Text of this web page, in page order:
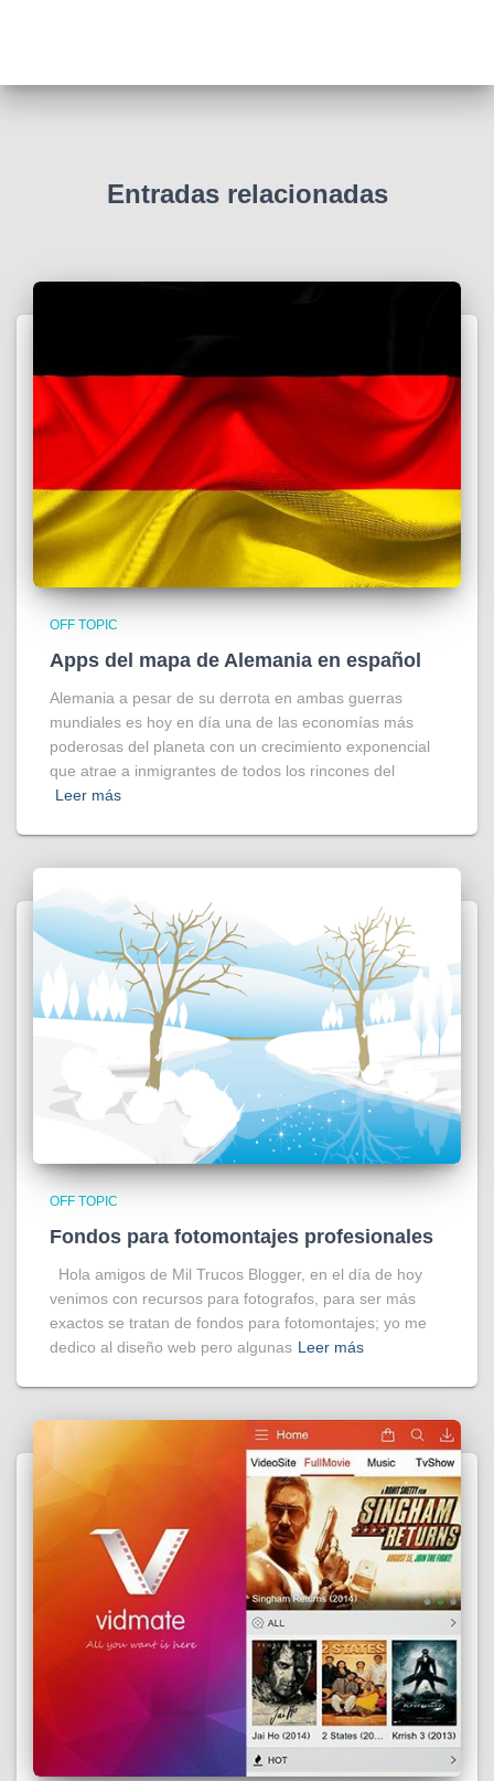
Entradas relacionadas
OFF TOPIC
Apps del mapa de Alemania en español
Alemania a pesar de su derrota en ambas guerras
mundiales es hoy en día una de las economías más
poderosas del planeta con un crecimiento exponencial
que atrae a inmigrantes de todos los rincones del
Leer más
OFF TOPIC
Fondos para fotomontajes profesionales
Hola amigos de Mil Trucos Blogger, en el día de hoy
venimos con recursos para fotografos, para ser más
exactos se tratan de fondos para fotomontajes; yo me
dedico al diseño web pero algunas Leer más